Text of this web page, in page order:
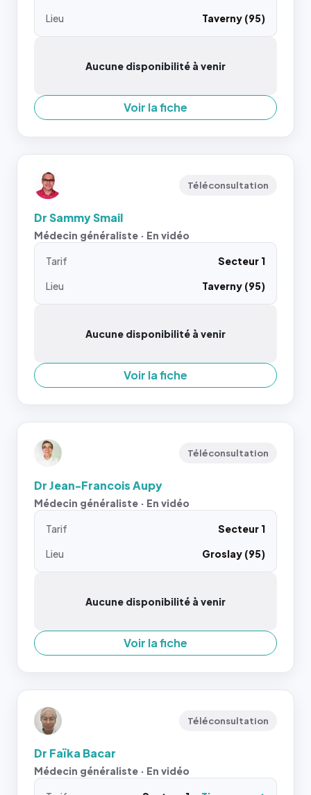
Lieu
Taverny (95)
Aucune disponibilité à venir
Voir la fiche
Téléconsultation
Dr Sammy Smail
Médecin généraliste · En vidéo
Tarif
Secteur 1
Lieu
Taverny (95)
Aucune disponibilité à venir
Voir la fiche
Téléconsultation
Dr Jean-Francois Aupy
Médecin généraliste · En vidéo
Tarif
Secteur 1
Lieu
Groslay (95)
Aucune disponibilité à venir
Voir la fiche
Téléconsultation
Dr Faïka Bacar
Médecin généraliste · En vidéo